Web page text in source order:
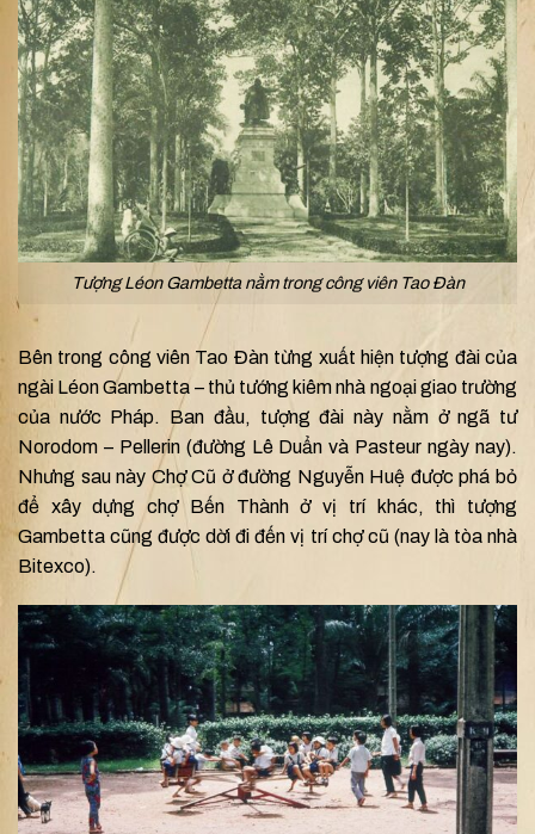
Tượng Léon Gambetta nằm trong công viên Tao Đàn
Bên trong công viên Tao Đàn từng xuất hiện tượng đài của
ngài Léon Gambetta – thủ tướng kiêm nhà ngoại giao trường
của nước Pháp. Ban đầu, tượng đài này nằm ở ngã tư
Norodom – Pellerin (đường Lê Duẩn và Pasteur ngày nay).
Nhưng sau này Chợ Cũ ở đường Nguyễn Huệ được phá bỏ
để xây dựng chợ Bến Thành ở vị trí khác, thì tượng
Gambetta cũng được dời đi đến vị trí chợ cũ (nay là tòa nhà
Bitexco).